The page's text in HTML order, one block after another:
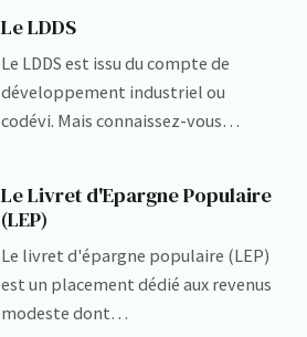
Le LDDS
Le LDDS est issu du compte de
développement industriel ou
codévi. Mais connaissez-vous…
Le Livret d'Epargne Populaire
(LEP)
Le livret d'épargne populaire (LEP)
est un placement dédié aux revenus
modeste dont…